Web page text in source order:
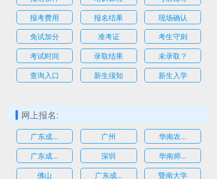
估
报考费用
报名结果
现场确认
免试加分
准考证
考生守则
考试时间
录取结果
未录取？
查询入口
新生须知 新生入学
网上报名:
广东成... 广州
华南农...
广东成...
深圳
华南师...
佛山
广东成...
暨南大学